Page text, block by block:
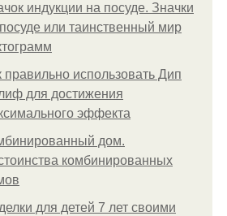
индукции на посуде. Значки
или таинственный мир
правильно использовать Дип
для достижения
эффекта
дом.
комбинированных
для детей 7 лет своими